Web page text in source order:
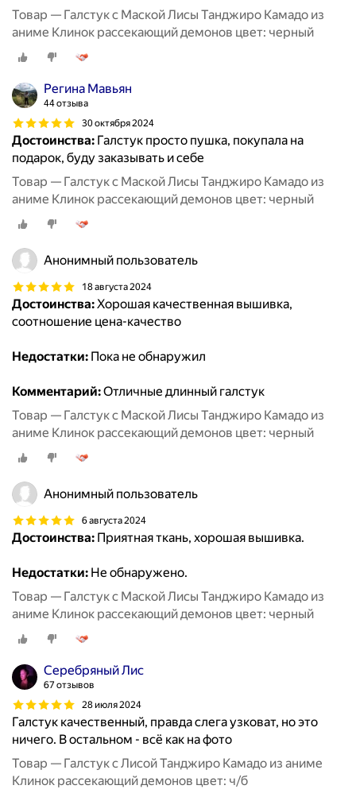
Товар — Галстук с Маской Лисы Танджиро Камадо из
аниме Клинок рассекающий демонов цвет: черный
Регина Мавьян
44 отзыва
30 октября 2024
Достоинства: Галстук просто пушка, покупала на
подарок, буду заказывать и себе
Товар — Галстук с Маской Лисы Танджиро Камадо из
аниме Клинок рассекающий демонов цвет: черный
Анонимный пользователь
18 августа 2024
Достоинства:Хорошая качественная вышивка,
соотношение цена-качество
Недостатки: Пока не обнаружил
Комментарий:Отличные длинный галстук
Товар — Галстук с Маской Лисы Танджиро Камадо из
аниме Клинок рассекающий демонов цвет: черный
Анонимный пользователь
6 августа 2024
Достоинства: Приятная ткань, хорошая вышивка.
Недостатки: Не обнаружено.
Товар — Галстук с Маской Лисы Танджиро Камадо из
аниме Клинок рассекающий демонов цвет: черный
Серебряный Лис
67 отзывов
28 июля 2024
Галстук качественный, правда слега узковат, но это
ничего. В остальном - всё как на фото
Товар — Галстук с Лисой Танджиро Камадо из аниме
Клинок рассекающий демонов цвет: ч/б